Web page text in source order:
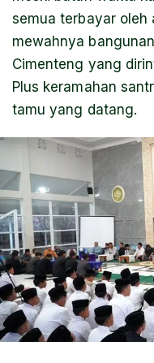
semua terbayar oleh
mewahnya
Cimenteng yang
Plus keramahan
tamu yang datang.